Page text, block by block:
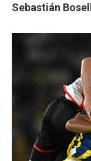
Sebastián